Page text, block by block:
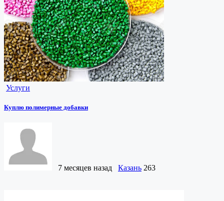
Услуги
Куплю полимерные добавки
7 месяцев назад Казань 263